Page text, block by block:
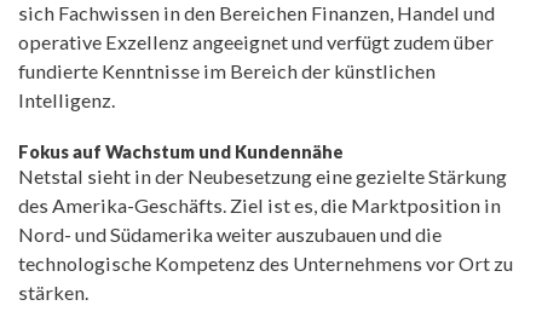
sich Fachwissen in den Bereichen Finanzen, Handel und
operative Exzellenz angeeignet und verfügt zudem über
fundierte Kenntnisse im Bereich der künstlichen
Intelligenz.
Fokus auf Wachstum und Kundennähe
Netstal sieht in der Neubesetzung eine gezielte Stärkung
des Amerika-Geschäfts. Ziel ist es, die Marktposition in
Nord- und Südamerika weiter auszubauen und die
technologische Kompetenz des Unternehmens vor Ort zu
stärken.